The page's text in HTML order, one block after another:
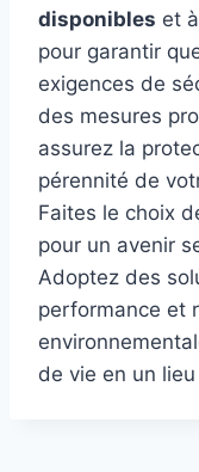
disponibles et
pour garantir
exigences de
des mesures
assurez la
pérennité de
Faites le choix
pour un avenir
Adoptez des
performance et
de vie en un